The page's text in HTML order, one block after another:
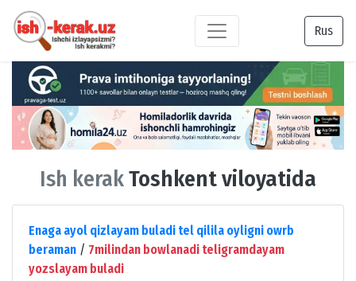
Rus
Ish kerakToshkent viloyatida
Enaga ayol qizlayam buladi tel qilila oyligni owrb
beraman / 7milindan bowlanadi teligramdayam
yozslayam buladi